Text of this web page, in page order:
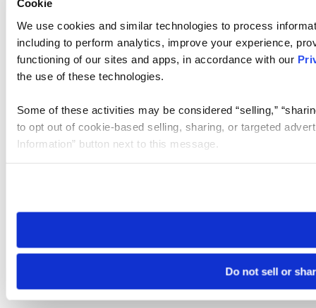
Cookie
We use cookies and similar technologies to process
including to perform analytics, improve your experience,
functioning of our sites and apps, in accordance with our
the use of these technologies.
Some of these activities may be considered “selling,”
to opt out of cookie-based selling, sharing, or targeted
Information” button next to this message.
need to be set again.
Do not sell or